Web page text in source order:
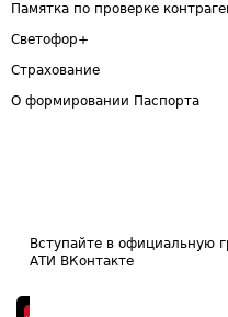
Памятка по проверке
Светофор+
Страхование
О формировании Паспорта
Вступайте в официальную
АТИ ВКонтакте